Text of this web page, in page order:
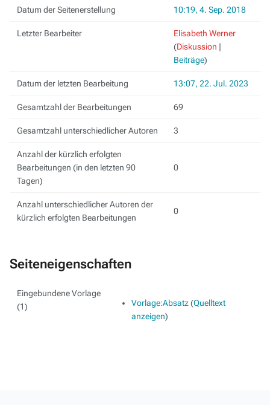
Datum der Seitenerstellung 10:19, 4. Sep. 2018
Letzter Bearbeiter
Elisabeth Werner
(Diskussion |
Beiträge)
Datum der letzten Bearbeitung 13:07, 22. Jul. 2023
Gesamtzahl der Bearbeitungen 69
Gesamtzahl unterschiedlicher Autoren 3
Anzahl der kürzlich erfolgten
Bearbeitungen (in den letzten 90
Tagen)
0
Anzahl unterschiedlicher Autoren der
kürzlich erfolgten Bearbeitungen
0
Seiteneigenschaften
Eingebundene Vorlage
(1)
Vorlage:Absatz(Quelltext
anzeigen)